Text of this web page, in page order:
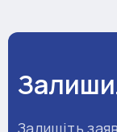
Залишіть